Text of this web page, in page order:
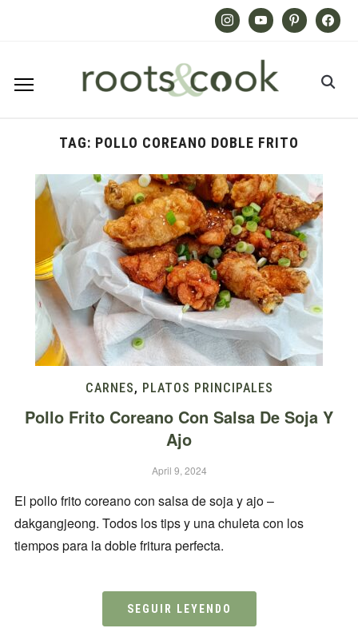
InstagramYoutube PinterestFacebook
TAG: POLLO COREANO DOBLE FRITO
CARNES, PLATOS PRINCIPALES
Pollo Frito Coreano Con Salsa De Soja Y
Ajo
April 9, 2024
El pollo frito coreano con salsa de soja y ajo –
dakgangjeong. Todos los tips y una chuleta con los
tiempos para la doble fritura perfecta.
SEGUIR LEYENDO